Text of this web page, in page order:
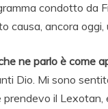
condotto da
causa, ancora oggi,
ne parlo è come
Dio. Mi sono
il